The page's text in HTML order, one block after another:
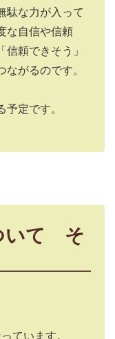
駄な力が入って
な自信や信頼
頼できそう」
ながるのです。
定です。
いて そ
ています。